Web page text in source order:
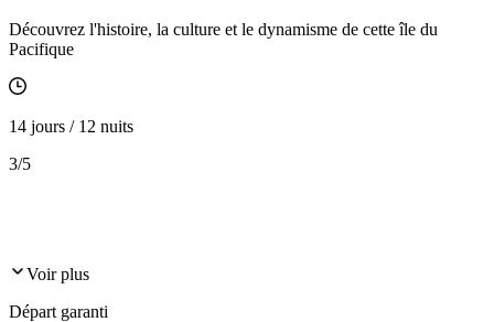
Découvrez l'histoire, la culture et le dynamisme de cette île du
Pacifique
14 jours / 12 nuits
3/5
Voir plus
Départ garanti